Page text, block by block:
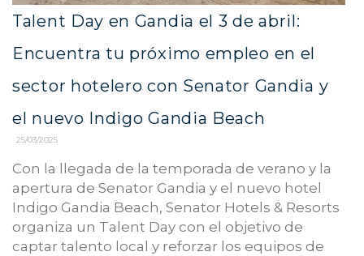
Talent Day en Gandia el 3 de abril:
Encuentra tu próximo empleo en el
sector hotelero con Senator Gandia y
el nuevo Indigo Gandia Beach
25/03/2025
Con la llegada de la temporada de verano y la
apertura de Senator Gandia y el nuevo hotel
Indigo Gandia Beach, Senator Hotels & Resorts
organiza un Talent Day con el objetivo de
captar talento local y reforzar los equipos de